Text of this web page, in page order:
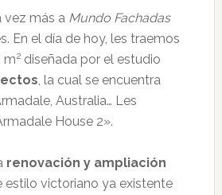
vez más a Mundo Fachadas
En el día de hoy, les traemos
m2 diseñada por el estudio
, la cual se encuentra
Australia… Les
House 2».
renovación y ampliación
estilo victoriano ya existente